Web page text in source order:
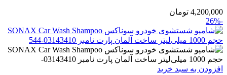
4,200,000 تومان
-26%
افزودن به سبد خرید